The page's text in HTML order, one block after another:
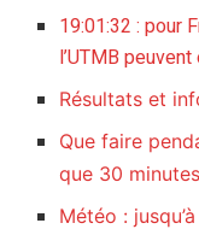
19:01:32 : pour
l’UTMB
Résultats et
Que faire
que 30
Météo :